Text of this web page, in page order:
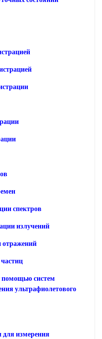
спектров
излучений
отражений
помощью систем
ультрафиолетового
измерения